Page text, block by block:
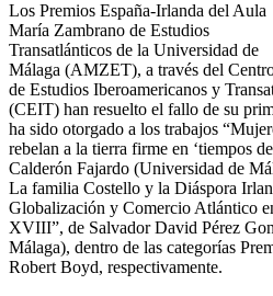
Los Premios España-Irlanda del Aula
María Zambrano de Estudios
Transatlánticos de la Universidad de
Málaga (AMZET), a través del
de Estudios Iberoamericanos y
(CEIT) han resuelto el fallo de su
ha sido otorgado a los trabajos
rebelan a la tierra firme en ‘tiempos
Calderón Fajardo (Universidad de
La familia Costello y la Diáspora
Globalización y Comercio Atlántico
XVIII”, de Salvador David Pérez
Málaga), dentro de las categorías
Robert Boyd, respectivamente.